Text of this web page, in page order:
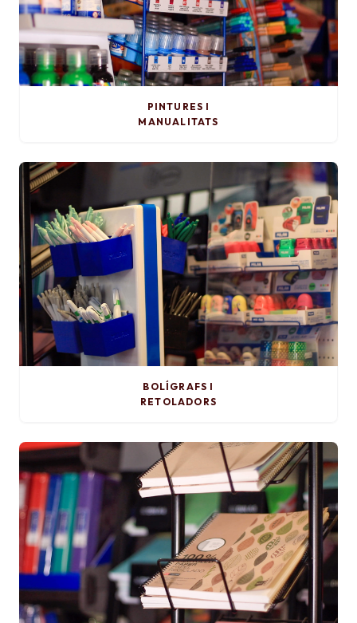
PINTURES I
MANUALITATS
BOLÍGRAFS I
RETOLADORS